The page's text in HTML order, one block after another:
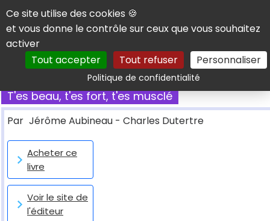
Panneau de gestion des cookies
Ce site utilise des cookies 🍪
et vous donne le contrôle sur ceux que vous souhaitez
activer
Tout accepter
Tout refuser Personnaliser
Politique de confidentialitéRechercher
T'es beau, t'es fort, t'es musclé
Par Jérôme Aubineau - Charles Dutertre
Acheter ce
livre
Voir le site de
l'éditeur